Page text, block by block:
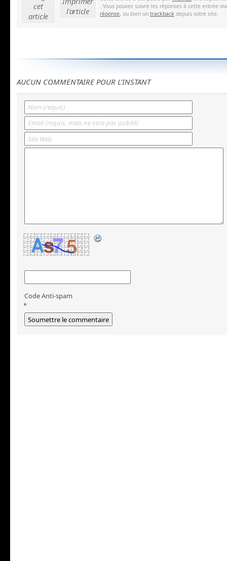
cet
article
l'article
. Vous pouvez suivre les réponses à cette entrée
réponse, ou bien un trackback depuis votre site.
AUCUN COMMENTAIRE POUR L'INSTANT
Code Anti-spam
*